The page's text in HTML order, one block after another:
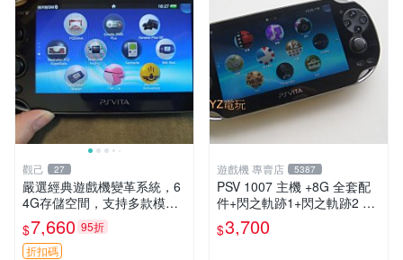
觀己 27
嚴選經典遊戲機變革系統，6
4G存儲空間，支持多款模擬
器享受懷舊樂趣 黑店版 PSV
游戲 模擬器
$7,660 95折
折扣碼
遊戲機 專賣店 5387
PSV 1007 主機 +8G 全套配
件+閃之軌跡1+閃之軌跡2 保
修一年 品質有保障
$3,700